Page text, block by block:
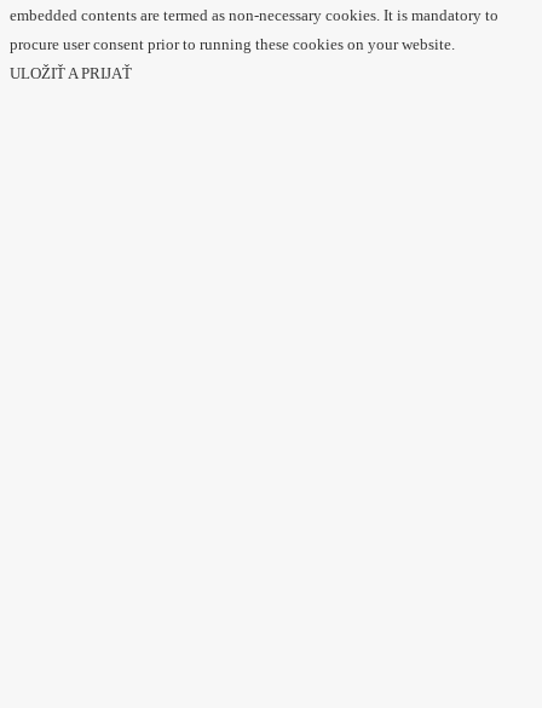
embedded contents are termed as non-necessary cookies. It is mandatory to
procure user consent prior to running these cookies on your website.
ULOŽIŤ A PRIJAŤ